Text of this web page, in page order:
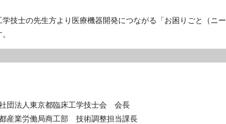
技士の先生方より医療機器開発につながる「お困りごと（ニー
人東京都臨床工学技士会 会長
労働局商工部 技術調整担当課長